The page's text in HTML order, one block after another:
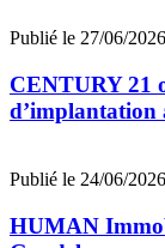
Publié le 27/06/2026
CENTURY 21
d’implantation
Publié le 24/06/2026
HUMAN